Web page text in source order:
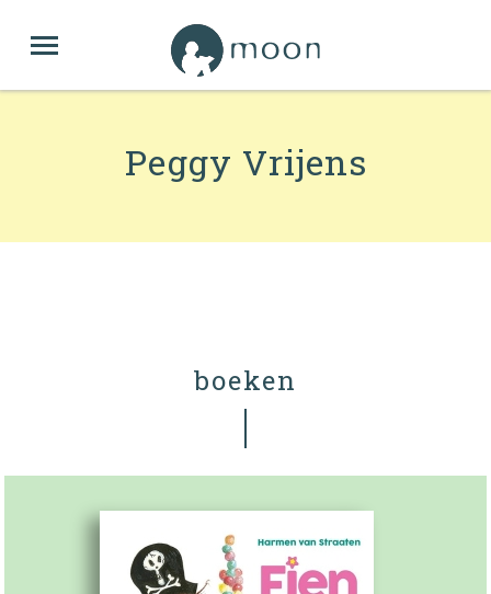
Peggy Vrijens
boeken